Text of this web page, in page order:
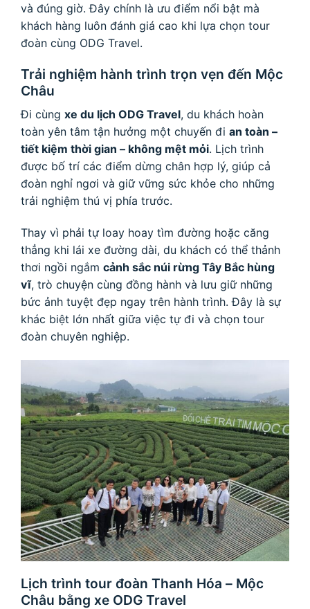
và đúng giờ. Đây chính là ưu điểm nổi bật mà
khách hàng luôn đánh giá cao khi lựa chọn tour
đoàn cùng ODG Travel.
Trải nghiệm hành trình trọn vẹn đến Mộc
Châu
Đi cùng xe du lịch ODG Travel, du khách hoàn
toàn yên tâm tận hưởng một chuyến đi an toàn –
tiết kiệm thời gian – không mệt mỏi. Lịch trình
được bố trí các điểm dừng chân hợp lý, giúp cả
đoàn nghỉ ngơi và giữ vững sức khỏe cho những
trải nghiệm thú vị phía trước.
Thay vì phải tự loay hoay tìm đường hoặc căng
thẳng khi lái xe đường dài, du khách có thể thảnh
thơi ngồi ngắm cảnh sắc núi rừng Tây Bắc hùng
vĩ, trò chuyện cùng đồng hành và lưu giữ những
bức ảnh tuyệt đẹp ngay trên hành trình. Đây là sự
khác biệt lớn nhất giữa việc tự đi và chọn tour
đoàn chuyên nghiệp.
Lịch trình tour đoàn Thanh Hóa – Mộc
Châu bằng xe ODG Travel